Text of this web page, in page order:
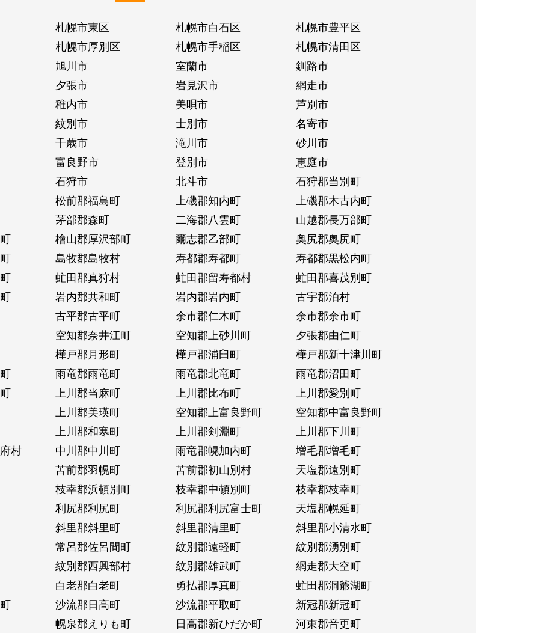
札幌市東区 札幌市白石区
札幌市豊平区
札幌市厚別区 札幌市手稲区
札幌市清田区
旭川市 室蘭市
釧路市
夕張市 岩見沢市
網走市
稚内市 美唄市
芦別市
紋別市 士別市
名寄市
千歳市 滝川市
砂川市
富良野市 登別市
恵庭市
石狩市 北斗市
石狩郡当別町
松前郡福島町 上磯郡知内町
上磯郡木古内町
茅部郡森町 二海郡八雲町
山越郡長万部町
檜山郡厚沢部町 爾志郡乙部町
奥尻郡奥尻町
島牧郡島牧村 寿都郡寿都町
寿都郡黒松内町
虻田郡真狩村 虻田郡留寿都村
虻田郡喜茂別町
岩内郡共和町 岩内郡岩内町
古宇郡泊村
古平郡古平町 余市郡仁木町
余市郡余市町
空知郡奈井江町 空知郡上砂川町
夕張郡由仁町
樺戸郡月形町 樺戸郡浦臼町
樺戸郡新十津川町
雨竜郡雨竜町 雨竜郡北竜町
雨竜郡沼田町
上川郡当麻町 上川郡比布町
上川郡愛別町
上川郡美瑛町 空知郡上富良野町
空知郡中富良野町
上川郡和寒町 上川郡剣淵町
上川郡下川町
村 中川郡中川町 雨竜郡幌加内町
増毛郡増毛町
苫前郡羽幌町 苫前郡初山別村
天塩郡遠別町
枝幸郡浜頓別町 枝幸郡中頓別町
枝幸郡枝幸町
利尻郡利尻町 利尻郡利尻富士町
天塩郡幌延町
斜里郡斜里町 斜里郡清里町
斜里郡小清水町
常呂郡佐呂間町 紋別郡遠軽町
紋別郡湧別町
紋別郡西興部村 紋別郡雄武町
網走郡大空町
白老郡白老町 勇払郡厚真町
虻田郡洞爺湖町
沙流郡日高町 沙流郡平取町
新冠郡新冠町
幌泉郡えりも町 日高郡新ひだか町
河東郡音更町